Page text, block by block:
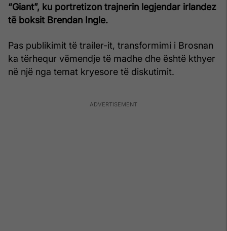
“Giant”, ku portretizon trajnerin legjendar irlandez
të boksit Brendan Ingle.
Pas publikimit të trailer-it, transformimi i Brosnan
ka tërhequr vëmendje të madhe dhe është kthyer
në një nga temat kryesore të diskutimit.